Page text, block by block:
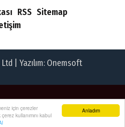
Anladım
için çerezler
kullanımını kabul
RSS Sitemap
| Yazılım: Onemsoft